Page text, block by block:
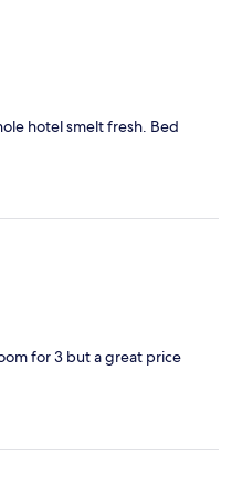
hotel smelt fresh. Bed
for 3 but a great price